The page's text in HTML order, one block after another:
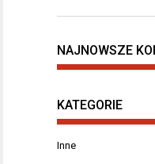
NAJNOWSZE
KATEGORIE
Inne